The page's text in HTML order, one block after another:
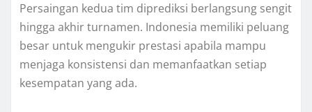
Persaingan kedua tim diprediksi berlangsung sengit
hingga akhir turnamen. Indonesia memiliki peluang
besar untuk mengukir prestasi apabila mampu
menjaga konsistensi dan memanfaatkan setiap
kesempatan yang ada.